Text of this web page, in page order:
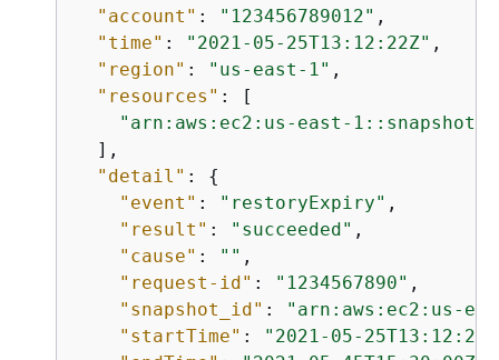
"account" : "123456789012" ,
"time" : "2021-05-25T13:12:22Z" ,
"region" : "us-east-1" ,
"resources" : [
"arn:aws:ec2:us-east-1::snapshot/
  ],
"detail" : {
"event" : "restoryExpiry" ,
"result" : "succeeded" ,
"cause" : "" ,
"request-id" : "1234567890" ,
"snapshot_id" :
"arn:aws:ec2:us-
"startTime" :
"2021-05-